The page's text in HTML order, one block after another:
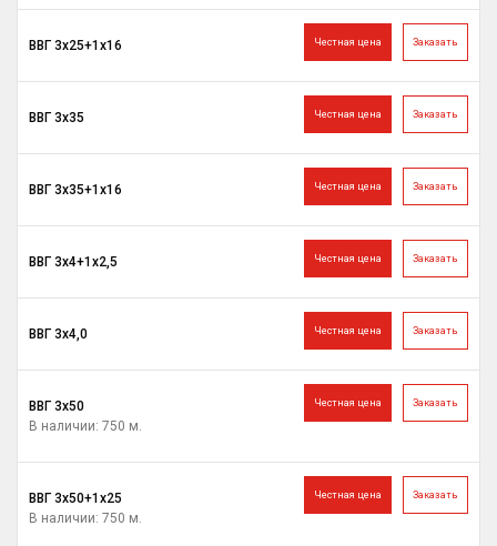
Заказать
Честная цена
ВВГ 3х25+1х16
Заказать
Честная цена
ВВГ 3х35
Заказать
Честная цена
ВВГ 3х35+1х16
Заказать
Честная цена
ВВГ 3х4+1х2,5
Заказать
Честная цена
ВВГ 3х4,0
Заказать
Честная цена
ВВГ 3х50
В наличии: 750 м.
Заказать
Честная цена
ВВГ 3х50+1х25
В наличии: 750 м.